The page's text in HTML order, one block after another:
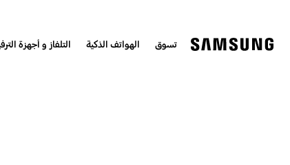
تسوق الهواتف الذكية التلفاز و أجهزة